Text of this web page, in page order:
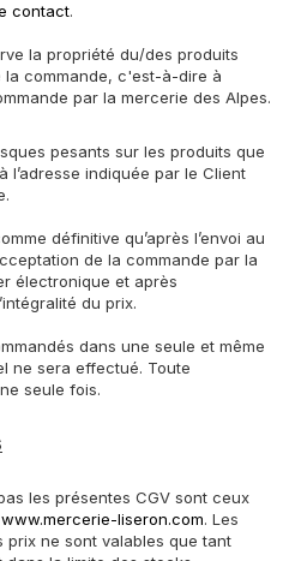
contact.
la propriété du/des produits
la commande, c'est-à-dire à
par la mercerie des Alpes.
pesants sur les produits que
l’adresse indiquée par le Client
définitive qu’après l’envoi au
de la commande par la
électronique et après
du prix.
dans une seule et même
ne sera effectué. Toute
seule fois.
les présentes CGV sont ceux
www.mercerie-liseron.com. Les
ne sont valables que tant